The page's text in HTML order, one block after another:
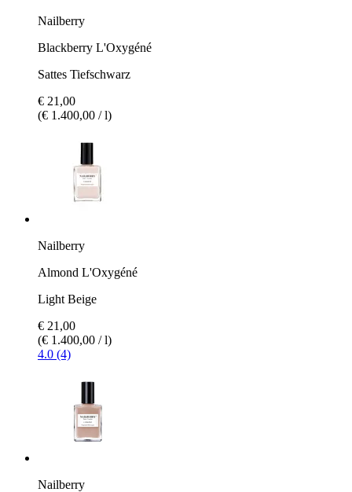
Nailberry
Blackberry L'Oxygéné
Sattes Tiefschwarz
€ 21,00
(€ 1.400,00 / l)
Nailberry
Almond L'Oxygéné
Light Beige
€ 21,00
(€ 1.400,00 / l)
4.0 (4)
Nailberry